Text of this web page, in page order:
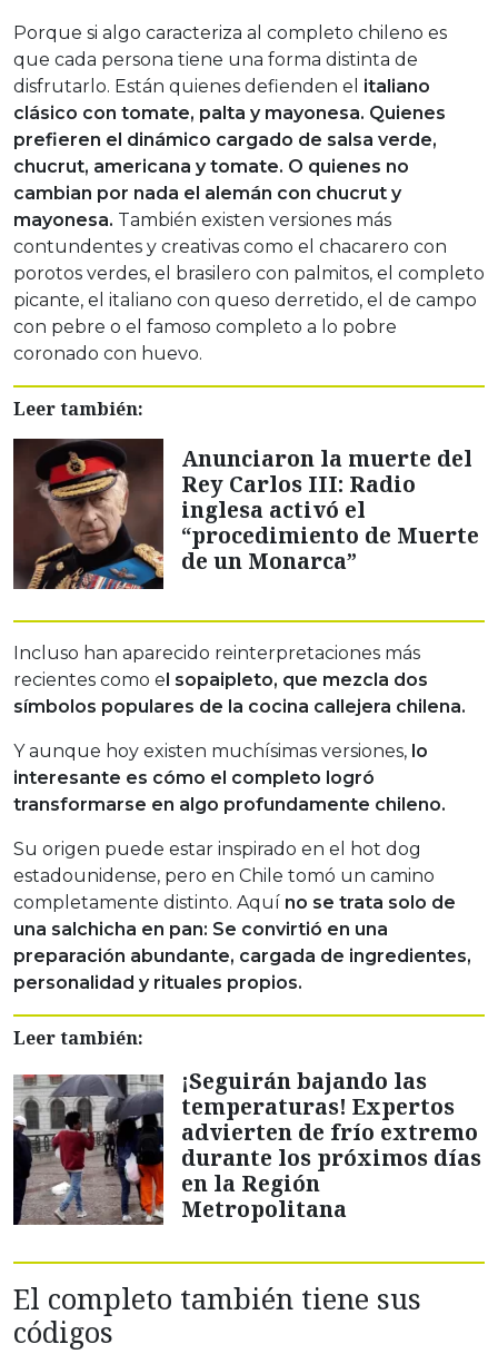
Porque si algo caracteriza al completo chileno es
que cada persona tiene una forma distinta de
disfrutarlo. Están quienes defienden el italiano
clásico con tomate, palta y mayonesa. Quienes
prefieren el dinámico cargado de salsa verde,
chucrut, americana y tomate. O quienes no
cambian por nada el alemán con chucrut y
mayonesa. También existen versiones más
contundentes y creativas como el chacarero con
porotos verdes, el brasilero con palmitos, el completo
picante, el italiano con queso derretido, el de campo
con pebre o el famoso completo a lo pobre
coronado con huevo.
Leer también:
Anunciaron la muerte del
Rey Carlos III: Radio
inglesa activó el
“procedimiento de Muerte
de un Monarca”
Incluso han aparecido reinterpretaciones más
recientes como e l sopaipleto, que mezcla dos
símbolos populares de la cocina callejera chilena.
Y aunque hoy existen muchísimas versiones, lo
interesante es cómo el completo logró
transformarse en algo profundamente chileno.
Su origen puede estar inspirado en el hot dog
estadounidense, pero en Chile tomó un camino
completamente distinto. Aquí no se trata solo de
una salchicha en pan: Se convirtió en una
preparación abundante, cargada de ingredientes,
personalidad y rituales propios.
Leer también:
¡Seguirán bajando las
temperaturas! Expertos
advierten de frío extremo
durante los próximos días
en la Región
Metropolitana
El completo también tiene sus
códigos